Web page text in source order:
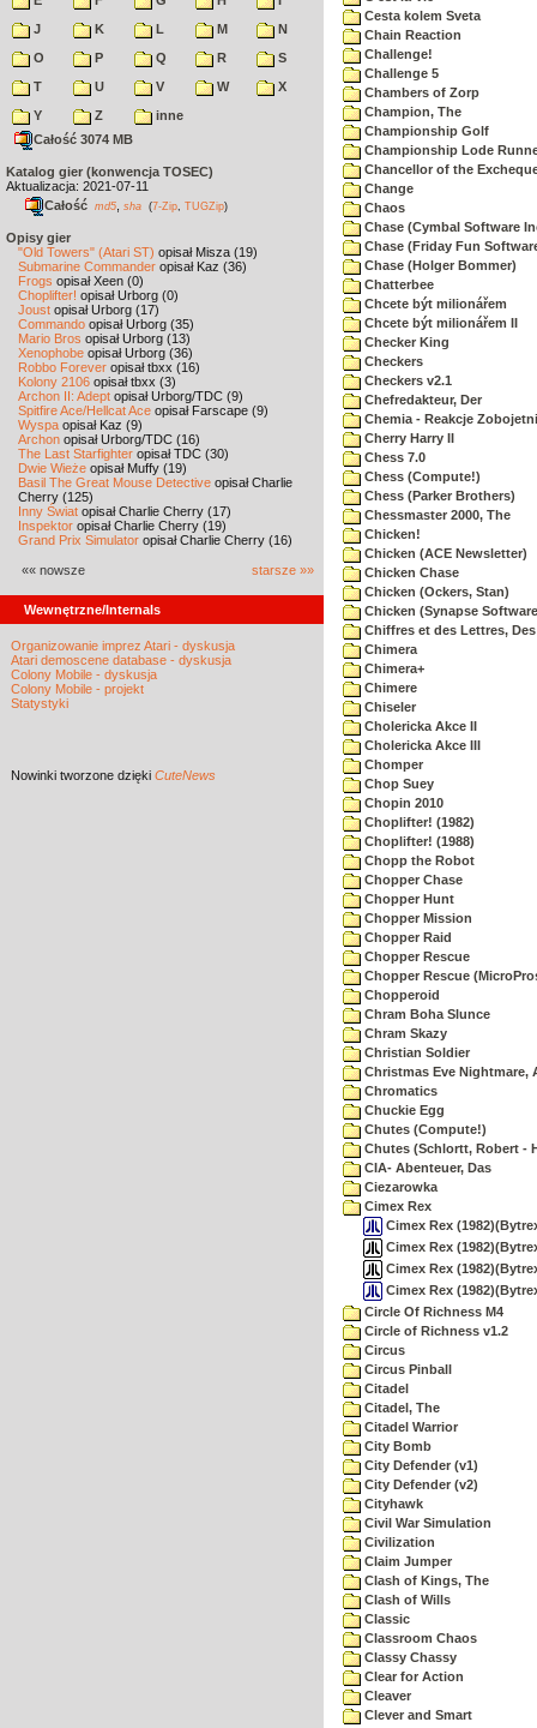
J
K L M
N
O
P Q R
S
T
U V W
X
Y
Z
inne
Całość 3074 MB
Katalog gier (konwencja TOSEC)
Aktualizacja: 2021-07-11
Całość md5 sha (7-Zip TUGZip)
Opisy gier
"Old Towers" (Atari ST) opisał Misza (19)
Submarine Commander opisał Kaz (36)
Frogs opisał Xeen (0)
Choplifter! opisał Urborg (0)
Joust opisał Urborg (17)
Commando opisał Urborg (35)
Mario Bros opisał Urborg (13)
Xenophobe opisał Urborg (36)
Robbo Forever opisał tbxx (16)
Kolony 2106 opisał tbxx (3)
Archon II: Adept opisał Urborg/TDC (9)
Spitfire Ace/Hellcat Ace opisał Farscape (9)
Wyspa opisał Kaz (9)
Archon opisał Urborg/TDC (16)
The Last Starfighter opisał TDC (30)
Dwie Wieże opisał Muffy (19)
Basil The Great Mouse Detective opisał Charlie
Cherry (125)
Inny Świat opisał Charlie Cherry (17)
Inspektor opisał Charlie Cherry (19)
Grand Prix Simulator opisał Charlie Cherry (16)
«« nowsze starsze »»
Wewnętrzne/Internals
Organizowanie imprez Atari - dyskusja
Atari demoscene database - dyskusja
Colony Mobile - dyskusja
Colony Mobile - projekt
Statystyki
Nowinki tworzone dzięki CuteNews
Cesta kolem Sveta
Chain Reaction
Challenge!
Challenge 5
Chambers of Zorp
Champion, The
Championship Golf
Championship Lode
Chancellor of the
Change
Chaos
Chase (Cymbal Software
Chase (Friday Fun
Chase (Holger Bommer)
Chatterbee
Chcete být milionářem
Chcete být milionářem II
Checker King
Checkers
Checkers v2.1
Chefredakteur, Der
Chemia - Reakcje
Cherry Harry II
Chess 7.0
Chess (Compute!)
Chess (Parker Brothers)
Chessmaster 2000, The
Chicken!
Chicken (ACE Newsletter)
Chicken Chase
Chicken (Ockers, Stan)
Chicken (Synapse
Chiffres et des Lettres, Des
Chimera
Chimera+
Chimere
Chiseler
Cholericka Akce II
Cholericka Akce III
Chomper
Chop Suey
Chopin 2010
Choplifter! (1982)
Choplifter! (1988)
Chopp the Robot
Chopper Chase
Chopper Hunt
Chopper Mission
Chopper Raid
Chopper Rescue
Chopper Rescue
Chopperoid
Chram Boha Slunce
Chram Skazy
Christian Soldier
Christmas Eve Nightmare,
Chromatics
Chuckie Egg
Chutes (Compute!)
Chutes (Schlortt, Robert -
CIA- Abenteuer, Das
Ciezarowka
Cimex Rex
Cimex Rex
Cimex Rex
Cimex Rex
Cimex Rex
Circle Of Richness M4
Circle of Richness v1.2
Circus
Circus Pinball
Citadel
Citadel, The
Citadel Warrior
City Bomb
City Defender (v1)
City Defender (v2)
Cityhawk
Civil War Simulation
Civilization
Claim Jumper
Clash of Kings, The
Clash of Wills
Classic
Classroom Chaos
Classy Chassy
Clear for Action
Cleaver
Clever and Smart